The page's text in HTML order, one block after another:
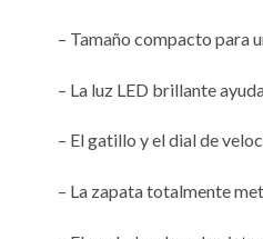
– Tamaño compacto para
– La luz LED brillante
– El gatillo y el dial de
– La zapata totalmente